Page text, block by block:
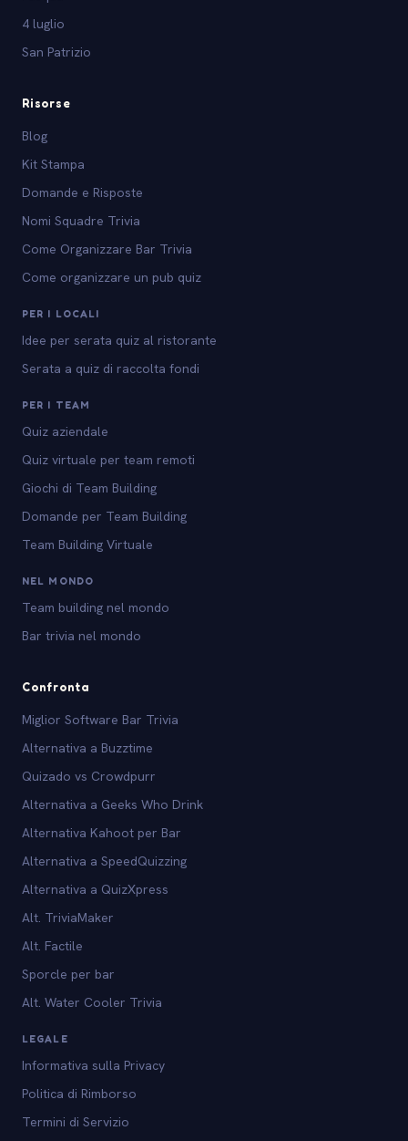
4 luglio
San Patrizio
Risorse
Blog
Kit Stampa
Domande e Risposte
Nomi Squadre Trivia
Come Organizzare Bar Trivia
Come organizzare un pub quiz
PER I LOCALI
Idee per serata quiz al ristorante
Serata a quiz di raccolta fondi
PER I TEAM
Quiz aziendale
Quiz virtuale per team remoti
Giochi di Team Building
Domande per Team Building
Team Building Virtuale
NEL MONDO
Team building nel mondo
Bar trivia nel mondo
Confronta
Miglior Software Bar Trivia
Alternativa a Buzztime
Quizado vs Crowdpurr
Alternativa a Geeks Who Drink
Alternativa Kahoot per Bar
Alternativa a SpeedQuizzing
Alternativa a QuizXpress
Alt. TriviaMaker
Alt. Factile
Sporcle per bar
Alt. Water Cooler Trivia
LEGALE
Informativa sulla Privacy
Politica di Rimborso
Termini di Servizio